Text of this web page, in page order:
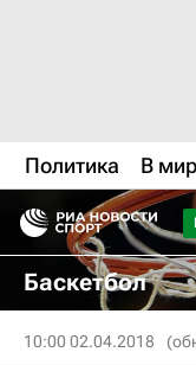
Политика В
Баскетбол
10:00 02.04.2018